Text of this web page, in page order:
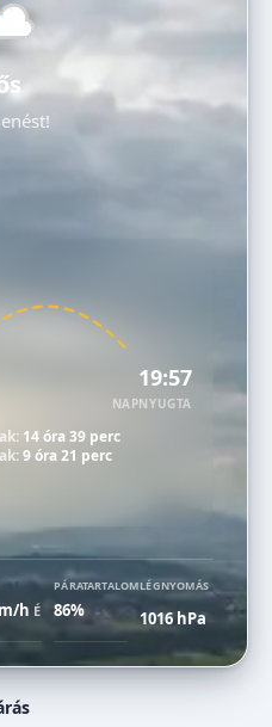
19:57
NAPNYUGTA
14 óra 39 perc
9 óra 21 perc
h É
PÁRATARTALOM
86%
LÉGNYOMÁS
1016 hPa